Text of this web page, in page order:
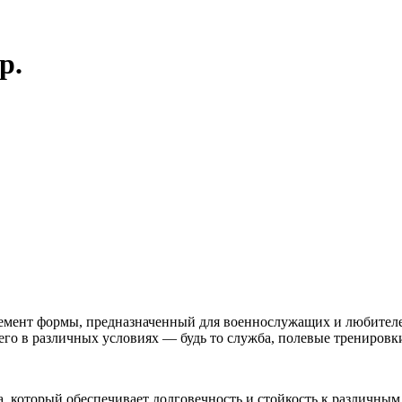
формы, предназначенный для военнослужащих и
в различных условиях — будь то служба, полевые
обеспечивает долговечность и стойкость к